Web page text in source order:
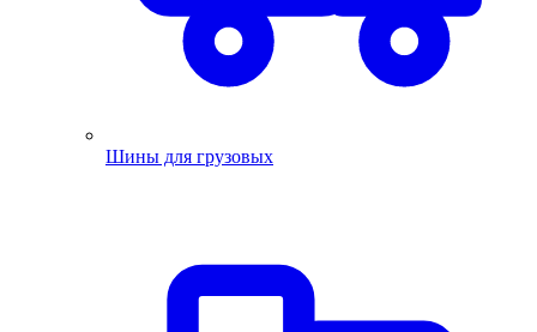
Шины для грузовых